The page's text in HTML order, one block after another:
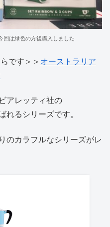
回は緑色の方後購入しました
です＞＞ オーストラリア
アレッティ社の
れるシリーズです。
のカラフルなシリーズがレ